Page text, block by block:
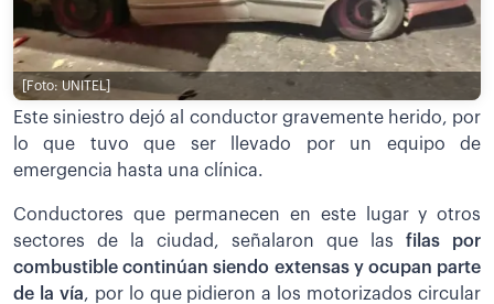
[Foto: UNITEL]
Este siniestro dejó al conductor gravemente herido, por
lo que tuvo que ser llevado por un equipo de
emergencia hasta una clínica.
Conductores que permanecen en este lugar y otros
sectores de la ciudad, señalaron que las filas por
combustible continúan siendo extensas y ocupan parte
de la vía, por lo que pidieron a los motorizados circular